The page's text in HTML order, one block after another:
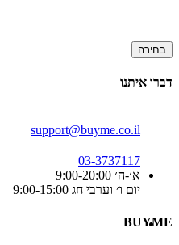
בחירה
דברו איתנו
support@buyme.co.il
03-3737117
א׳-ה׳ 9:00-20:00
יום ו׳ וערבי חג 9:00-15:00
BUYME